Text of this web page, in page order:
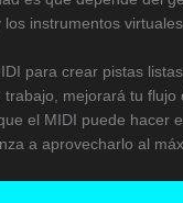
instrumentos
para crear pistas
mejorará tu flujo
el MIDI puede hacer
a aprovecharlo al